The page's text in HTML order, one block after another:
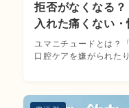
拒否がなくなる
入れた痛くない
ユマニチュードとは？
口腔ケアを嫌がられたり